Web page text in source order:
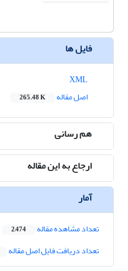
فایل ها
اصل مقاله
265.48 K
هم رسانی
ارجاع به این مقاله
آمار
تعداد مشاهده مقاله 2,474
تعداد دریافت فایل اصل مقاله